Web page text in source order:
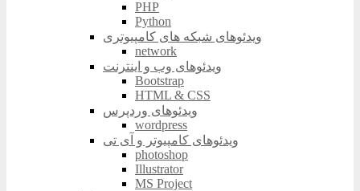
PHP
Python
ویدئوهای شبکه های کامپیوتری
network
ویدئوهای وب و اینترنت
Bootstrap
HTML & CSS
ویدئوهای وردپرس
wordpress
ویدئوهای کامپیوتر و آی تی
photoshop
Illustrator
MS Project